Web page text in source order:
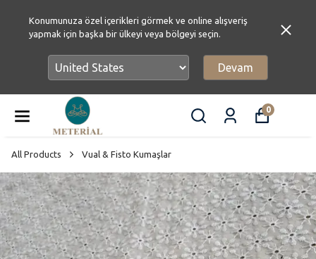
Konumunuza özel içerikleri görmek ve online alışveriş
yapmak için başka bir ülkeyi veya bölgeyi seçin.
Devam
0
All Products Vual & Fisto Kumaşlar